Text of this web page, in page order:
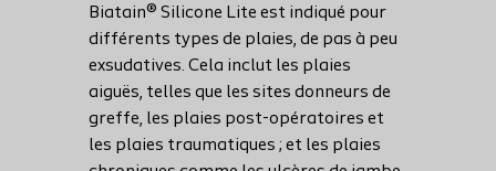
Biatain® Silicone Lite est indiqué pour
différents types de plaies, de pas à peu
exsudatives. Cela inclut les plaies
aiguës, telles que les sites donneurs de
greffe, les plaies post-opératoires et
les plaies traumatiques ; et les plaies